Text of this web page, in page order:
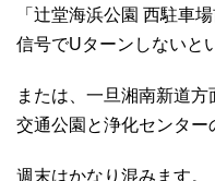
「辻堂海浜公園 西駐車場
信号でUターンしないと
または、一旦湘南新道方
交通公園と浄化センター
週末はかなり混みます。